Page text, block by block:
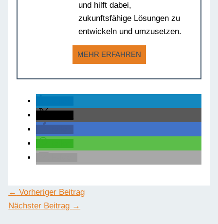
und hilft dabei,
zukunftsfähige Lösungen zu
entwickeln und umzusetzen.
MEHR ERFAHREN
← Vorheriger Beitrag
Nächster Beitrag →